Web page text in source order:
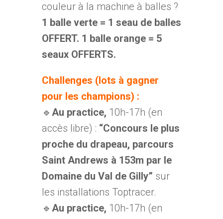
couleur à la machine à balles ?
1 balle verte = 1 seau de balles
OFFERT. 1 balle orange = 5
seaux OFFERTS.
Challenges (lots à gagner
pour les champions) :
🔹 Au practice, 10h-17h (en
accès libre) : “Concours le plus
proche du drapeau, parcours
Saint Andrews à 153m par le
Domaine du Val de Gilly” sur
les installations Toptracer.
🔹 Au practice, 10h-17h (en